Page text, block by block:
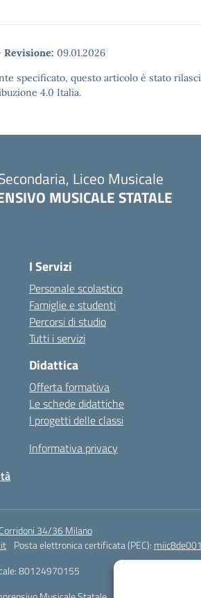
Revisione: 09.01.2026
specificato, questo articolo è stato
4.0 Italia.
Liceo Musicale
MUSICALE STATALE
I Servizi
Personale scolastico
Famiglie e studenti
Percorsi di studio
Tutti i servizi
Didattica
Offerta formativa
Le schede didattiche
I progetti delle classi
Informativa privacy
34/36 Milano
Posta elettronica certificata (PEC):
80124970155